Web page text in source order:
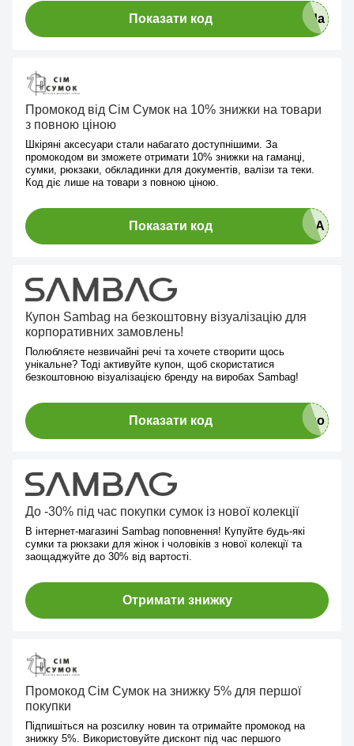
Показати код
Промокод від Сім Сумок на 10% знижки на товари
з повною ціною
Шкіряні аксесуари стали набагато доступнішими. За
промокодом ви зможете отримати 10% знижки на гаманці,
сумки, рюкзаки, обкладинки для документів, валізи та теки.
Код діє лише на товари з повною ціною.
Показати код
Купон Sambag на безкоштовну візуалізацію для
корпоративних замовлень!
Полюбляєте незвичайні речі та хочете створити щось
унікальне? Тоді активуйте купон, щоб скористатися
безкоштовною візуалізацією бренду на виробах Sambag!
Показати код
До -30% під час покупки сумок із нової колекції
В інтернет-магазині Sambag поповнення! Купуйте будь-які
сумки та рюкзаки для жінок і чоловіків з нової колекції та
заощаджуйте до 30% від вартості.
Отримати знижку
Промокод Сім Сумок на знижку 5% для першої
покупки
Підпишіться на розсилку новин та отримайте промокод на
знижку 5%. Використовуйте дисконт під час першого